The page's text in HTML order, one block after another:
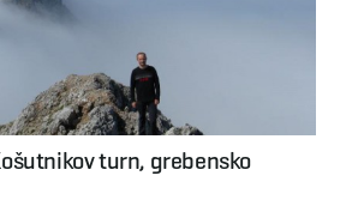
turn, grebensko